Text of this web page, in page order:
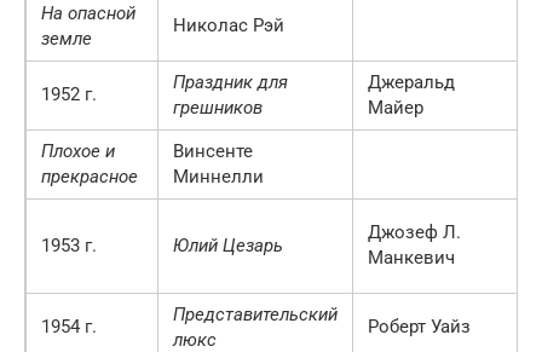
На опасной
земле
Николас Рэй
1952 г.
Праздник для
грешников
Джеральд
Майер
Плохое и
прекрасное
Винсенте
Миннелли
1953 г. Юлий Цезарь
Джозеф Л.
Манкевич
1954 г.
Представительский
люкс
Роберт Уайз